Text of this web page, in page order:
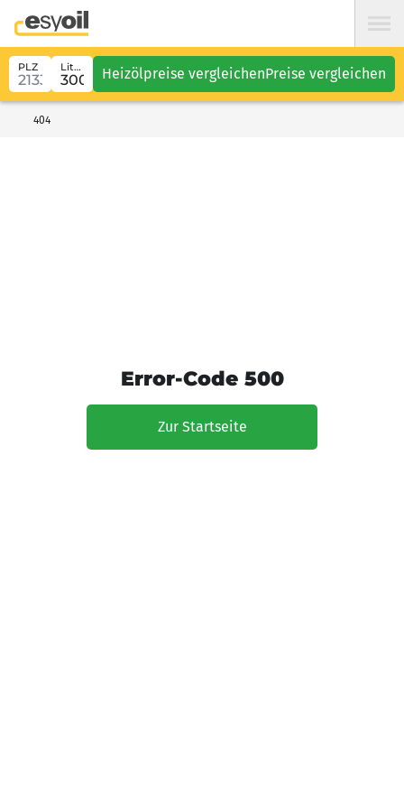
PLZ Liter Heizölpreise vergleichenPreise vergleichen
404
Error-Code 500
Zur Startseite